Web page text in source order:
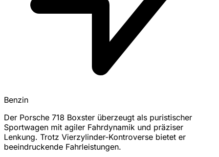
Benzin
Der Porsche 718 Boxster überzeugt als puristischer
Sportwagen mit agiler Fahrdynamik und präziser
Lenkung. Trotz Vierzylinder-Kontroverse bietet er
beeindruckende Fahrleistungen.